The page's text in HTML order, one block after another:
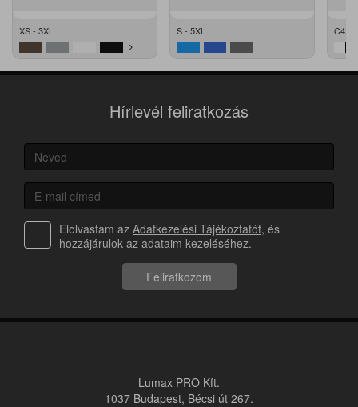
XS - 3XL S - 5XL C42 -
Hírlevél feliratkozás
Elolvastam az Adatkezelési Tájékoztatót, és
hozzájárulok az adataim kezeléséhez.
Feliratkozom
Lumax PRO Kft.
1037 Budapest, Bécsi út 267.